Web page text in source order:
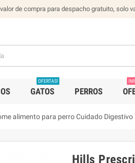
de compra para despacho gratuito, solo
GATOS
OFERTAS!
PERROS
alimento para perro Cuidado Digestivo
Hills